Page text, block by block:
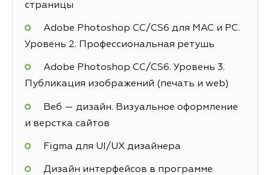
страницы
Adobe Photoshop СС/CS6 для MAC и PC.
Уровень 2. Профессиональная ретушь
Adobe Photoshop СС/CS6. Уровень 3.
Публикация изображений (печать и web)
Веб — дизайн. Визуальное оформление
и верстка сайтов
Figma для UI/UX дизайнера
Дизайн интерфейсов в программе